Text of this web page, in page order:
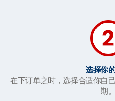
选择你
在下订单之时，选择合适你自
期。